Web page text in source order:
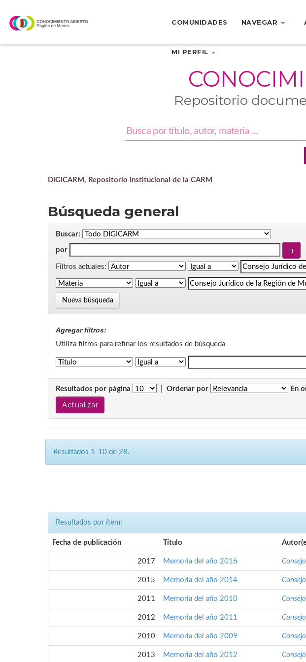
navigation
COMUNIDADES NAVEGAR
MI PERFIL
Repositorio
DIGICARM, Repositorio Institucional de la CARM
Búsqueda general
Buscar:
por
Filtros actuales:
Nueva búsqueda
Agregar filtros:
Utiliza filtros para refinar los resultados de búsqueda
Resultados por página Ordenar por En
Resultados 1-10 de 28.
Resultados por ítem:
Fecha de publicación Título
2017 Memoria del año 2016
2015 Memoria del año 2014
2011 Memoria del año 2010
2012 Memoria del año 2011
2010 Memoria del año 2009
2013 Memoria del año 2012